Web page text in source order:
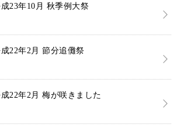
23年10月 秋季例大祭
22年2月 節分追儺祭
22年2月 梅が咲きました